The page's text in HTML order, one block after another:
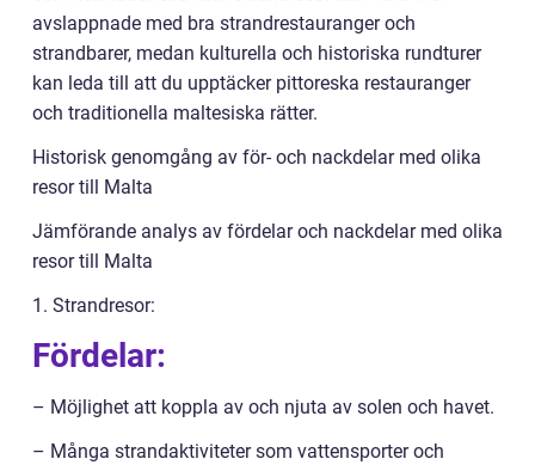
avslappnade med bra strandrestauranger och
strandbarer, medan kulturella och historiska rundturer
kan leda till att du upptäcker pittoreska restauranger
och traditionella maltesiska rätter.
Historisk genomgång av för- och nackdelar med olika
resor till Malta
Jämförande analys av fördelar och nackdelar med olika
resor till Malta
1. Strandresor:
Fördelar:
– Möjlighet att koppla av och njuta av solen och havet.
– Många strandaktiviteter som vattensporter och